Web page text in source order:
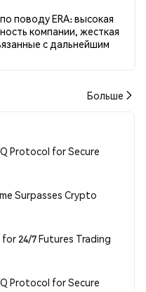
поводу ERA: высокая
компании, жесткая
с дальнейшим
Больше
Protocol for Secure
Surpasses Crypto
24/7 Futures Trading
Protocol for Secure